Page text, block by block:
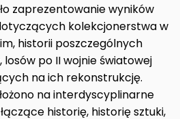
zaprezentowanie wyników
kolekcjonerstwa w
historii poszczególnych
po II wojnie światowej
na ich rekonstrukcję.
na interdyscyplinarne
historię, historię sztuki,